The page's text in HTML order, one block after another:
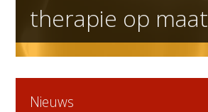
therapie op maat
Nieuws